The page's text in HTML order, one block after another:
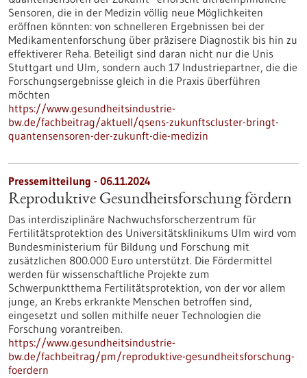
Sensoren, die in der Medizin völlig neue Möglichkeiten
eröffnen könnten: von schnelleren Ergebnissen bei der
Medikamentenforschung über präzisere Diagnostik bis hin zu
effektiverer Reha. Beteiligt sind daran nicht nur die Unis
Stuttgart und Ulm, sondern auch 17 Industriepartner, die die
Forschungsergebnisse gleich in die Praxis überführen
möchten
https://www.gesundheitsindustrie-
bw.de/fachbeitrag/aktuell/qsens-zukunftscluster-bringt-
quantensensoren-der-zukunft-die-medizin
Pressemitteilung - 06.11.2024
Reproduktive Gesundheitsforschung fördern
Das interdisziplinäre Nachwuchsforscherzentrum für
Fertilitätsprotektion des Universitätsklinikums Ulm wird vom
Bundesministerium für Bildung und Forschung mit
zusätzlichen 800.000 Euro unterstützt. Die Fördermittel
werden für wissenschaftliche Projekte zum
Schwerpunktthema Fertilitätsprotektion, von der vor allem
junge, an Krebs erkrankte Menschen betroffen sind,
eingesetzt und sollen mithilfe neuer Technologien die
Forschung vorantreiben.
https://www.gesundheitsindustrie-
bw.de/fachbeitrag/pm/reproduktive-gesundheitsforschung-
foerdern